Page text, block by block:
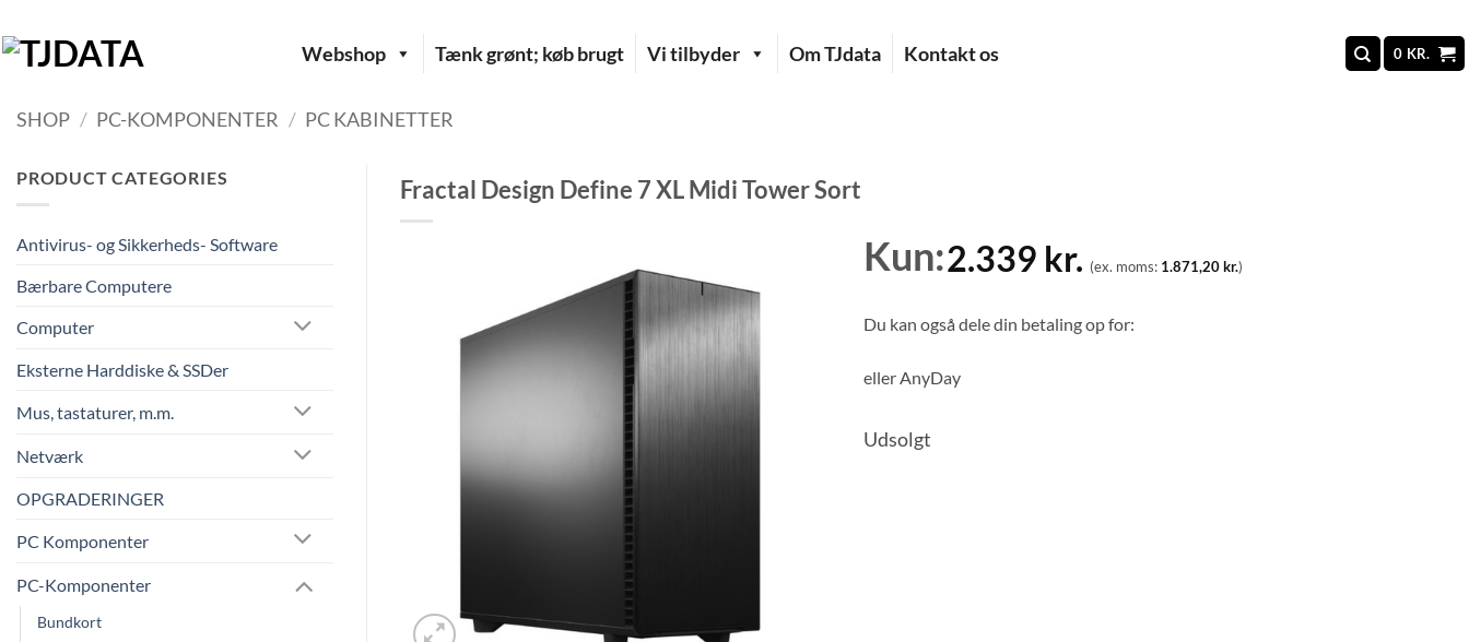
til
indhold
Webshop Tænk grønt; køb brugt Vi tilbyder Om TJdata Kontakt os 0 KR.
SHOP / PC-KOMPONENTER / PC KABINETTER
PRODUCT CATEGORIES
Antivirus- og Sikkerheds- Software
Bærbare Computere
Computer
Eksterne Harddiske & SSDer
Mus, tastaturer, m.m.
Netværk
OPGRADERINGER
PC Komponenter
PC-Komponenter
Bundkort
Fractal Design Define 7 XL Midi Tower Sort
Kun:2.339 kr. (ex. moms: 1.871,20kr.)
Du kan også dele din betaling op for:
ellerAnyDay
Udsolgt